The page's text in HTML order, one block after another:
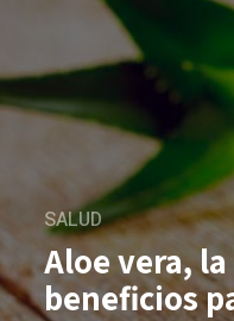
SALUD
Aloe vera,
beneficios